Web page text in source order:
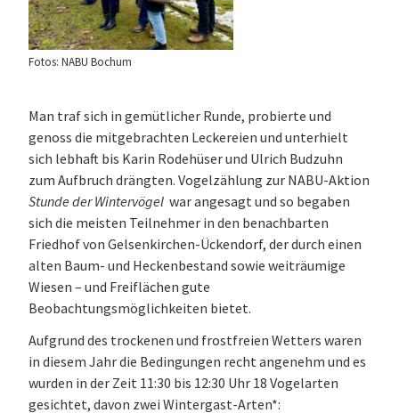
Fotos: NABU Bochum
Man traf sich in gemütlicher Runde, probierte und
genoss die mitgebrachten Leckereien und unterhielt
sich lebhaft bis Karin Rodehüser und Ulrich Budzuhn
zum Aufbruch drängten. Vogelzählung zur NABU-Aktion
Stunde der Wintervögel war angesagt und so begaben
sich die meisten Teilnehmer in den benachbarten
Friedhof von Gelsenkirchen-Ückendorf, der durch einen
alten Baum- und Heckenbestand sowie weiträumige
Wiesen – und Freiflächen gute
Beobachtungsmöglichkeiten bietet.
Aufgrund des trockenen und frostfreien Wetters waren
in diesem Jahr die Bedingungen recht angenehm und es
wurden in der Zeit 11:30 bis 12:30 Uhr 18 Vogelarten
gesichtet, davon zwei Wintergast-Arten*: